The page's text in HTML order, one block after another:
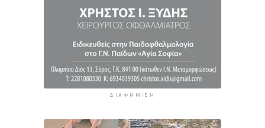
Συνελήφθη 46χρονος αλλοδαπός για λαθραία
καπνικά προϊόντα στη Μύκονο
ΔΙΑΦΉΜΙΣΗ